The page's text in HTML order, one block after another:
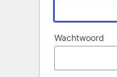
Wachtwoord